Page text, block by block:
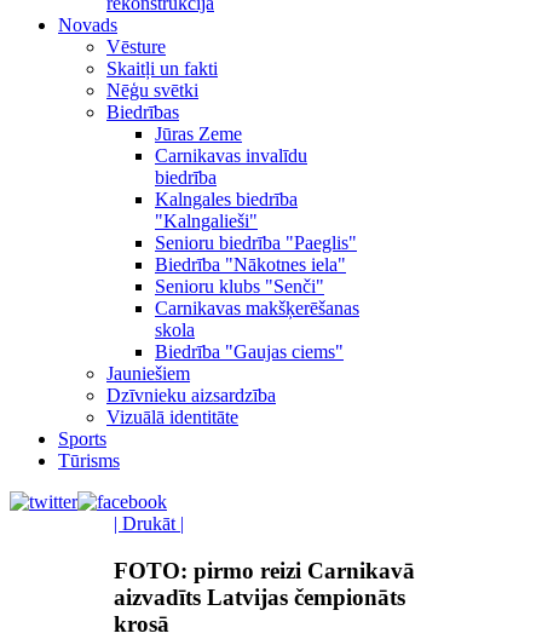
Novads
Vēsture
Skaitļi un fakti
Nēģu svētki
Biedrības
Jūras Zeme
Carnikavas invalīdu
biedrība
Kalngales biedrība
"Kalngalieši"
Senioru biedrība "Paeglis"
Biedrība "Nākotnes iela"
Senioru klubs "Senči"
Carnikavas makšķerēšanas
skola
Biedrība "Gaujas ciems"
Jauniešiem
Dzīvnieku aizsardzība
Vizuālā identitāte
Sports
Tūrisms
| Drukāt |
FOTO: pirmo reizi Carnikavā
aizvadīts Latvijas čempionāts
krosā